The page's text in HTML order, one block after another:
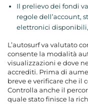
Il prelievo dei fondi
regole dell’account,
elettronici
L’autosurf va valutato
consente la modalità
visualizzazioni e dove
accrediti. Prima di
breve e verificare che il
Controlla anche il
quale stato finisce la